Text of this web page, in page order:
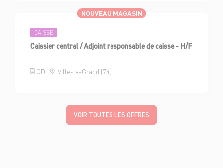
NOUVEAU MAGASIN
CAISSE
Caissier central / Adjoint responsable de caisse - H/F
CDI Ville-la-Grand (74)
VOIR TOUTES LES OFFRES